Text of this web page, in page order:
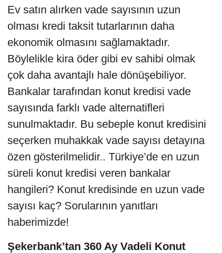
Ev satın alırken vade sayısının uzun
olması kredi taksit tutarlarının daha
ekonomik olmasını sağlamaktadır.
Böylelikle kira öder gibi ev sahibi olmak
çok daha avantajlı hale dönüşebiliyor.
Bankalar tarafından konut kredisi vade
sayısında farklı vade alternatifleri
sunulmaktadır. Bu sebeple konut kredisini
seçerken muhakkak vade sayısı detayına
özen gösterilmelidir.. Türkiye’de en uzun
süreli konut kredisi veren bankalar
hangileri? Konut kredisinde en uzun vade
sayısı kaç? Sorularının yanıtları
haberimizde!
Şekerbank’tan 360 Ay Vadeli Konut